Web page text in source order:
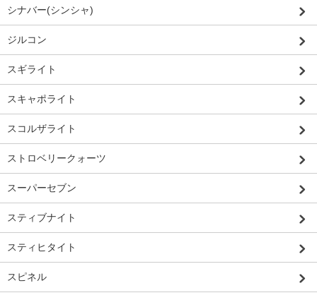
シナバー(シンシャ)
ジルコン
スギライト
スキャポライト
スコルザライト
ストロベリークォーツ
スーパーセブン
スティブナイト
スティヒタイト
スピネル